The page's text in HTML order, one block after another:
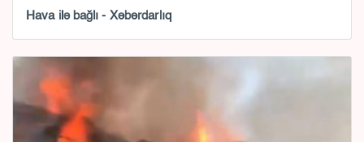
Hava ilə bağlı - Xəbərdarlıq